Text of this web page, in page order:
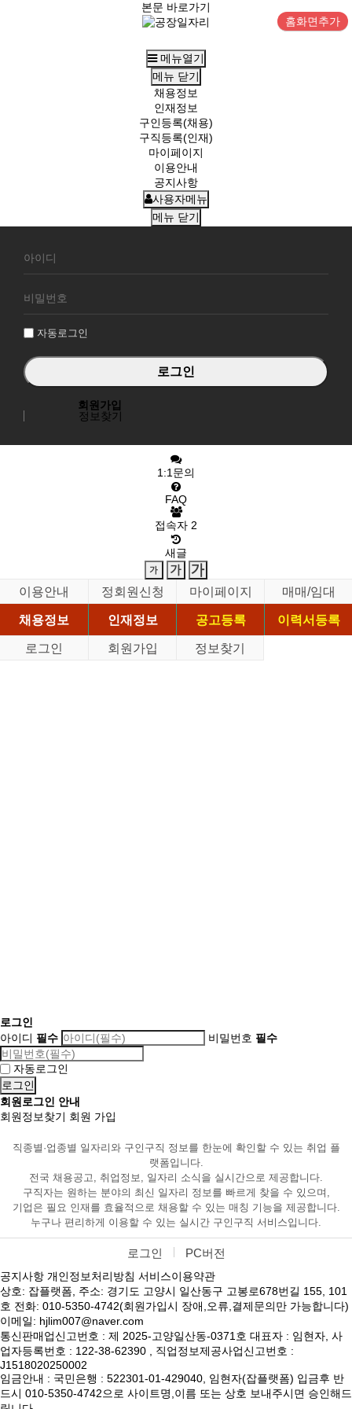
본문 바로가기
홈화면추가
메뉴열기
메뉴 닫기
채용정보
인재정보
구인등록(채용)
구직등록(인재)
마이페이지
이용안내
공지사항
사용자메뉴
메뉴 닫기
원
그
자동로그인
회원가입
정보찾기
1:1문의
FAQ
접속자 2
새글
이용안내 정회원신청 마이페이지
매매/임대
채용정보
인재정보 공고등록
이력서등록
로그인
회원가입 정보찾기
로그인
아이디 필수 비밀번호 필수
자동로그인
회원로그인 안내
회원정보찾기 회원 가입
직종별·업종별 일자리와 구인구직 정보를 한눈에 확인할 수 있는 취업 플
랫폼입니다.
전국 채용공고, 취업정보, 일자리 소식을 실시간으로 제공합니다.
구직자는 원하는 분야의 최신 일자리 정보를 빠르게 찾을 수 있으며,
기업은 필요 인재를 효율적으로 채용할 수 있는 매칭 기능을 제공합니다.
누구나 편리하게 이용할 수 있는 실시간 구인구직 서비스입니다.
로그인 PC버전
공지사항 개인정보처리방침 서비스이용약관
상호: 잡플랫폼, 주소: 경기도 고양시 일산동구 고봉로678번길 155, 101
호 전화: 010-5350-4742(회원가입시 장애,오류,결제문의만 가능합니다)
이메일: hjlim007@naver.com
통신판매업신고번호 : 제 2025-고양일산동-0371호 대표자 : 임현자, 사
업자등록번호 : 122-38-62390 , 직업정보제공사업신고번호 :
J1518020250002
임금안내 : 국민은행 : 522301-01-429040, 임현자(잡플랫폼) 입금후 반
드시 010-5350-4742으로 사이트명,이름 또는 상호 보내주시면 승인해드